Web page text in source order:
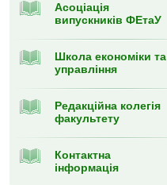
Асоціація
випускників ФЕтаУ
Школа економіки та
управління
Редакційна колегія
факультету
Контактна
інформація